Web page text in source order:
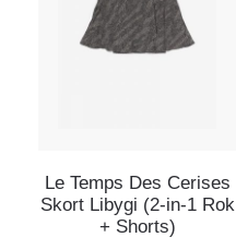
Le Temps Des Cerises
Skort Libygi (2-in-1 Rok
+ Shorts)